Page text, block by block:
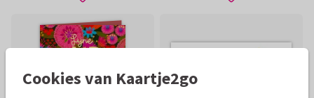
Cookies van Kaartje2go